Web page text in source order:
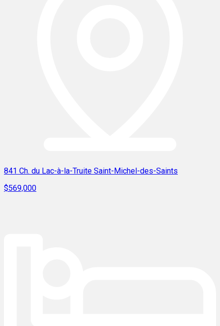
841 Ch. du Lac-à-la-Truite Saint-Michel-des-Saints
$569,000